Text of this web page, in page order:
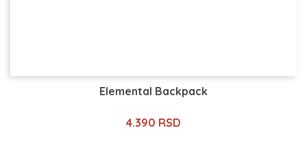
Elemental Backpack
4.390 RSD